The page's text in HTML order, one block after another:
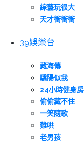
綜藝玩很大
天才衝衝衝
39娛樂台
藏海傳
驕陽似我
24小時健身房
偷偷藏不住
一笑隨歌
難哄
老男孩